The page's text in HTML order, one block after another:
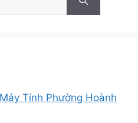
Tính Phường Hoành